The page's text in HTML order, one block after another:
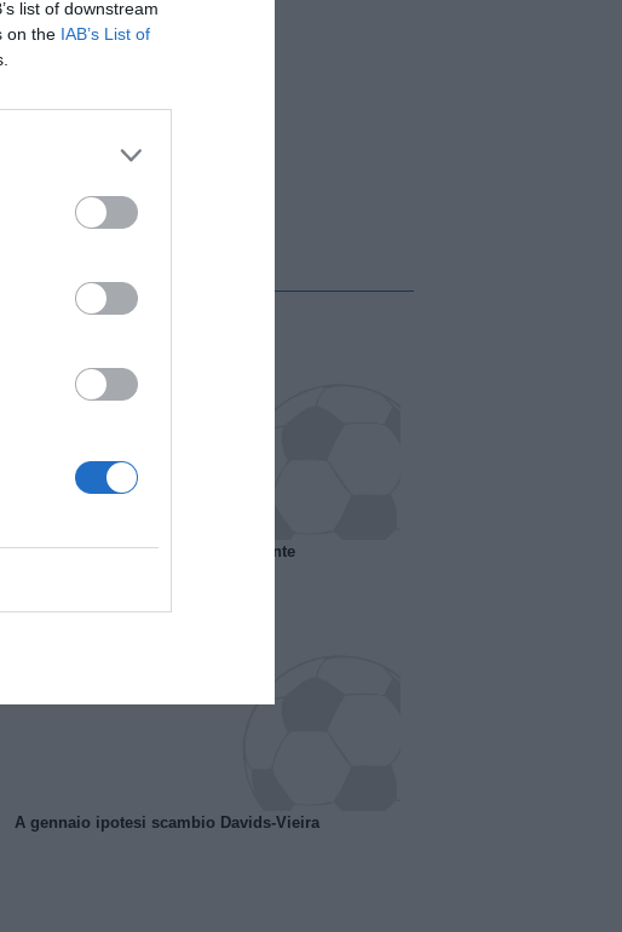
list of downstream
on the IAB’s List of
Francia, il Marsiglia senza presidente
A gennaio ipotesi scambio Davids-Vieira